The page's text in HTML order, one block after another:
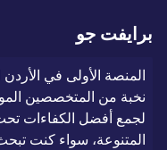
برايفت جو
المنصة الأولى في
نخبة من المتخصصين
لجمع أفضل الكفاءات
المتنوعة، سواء كنت